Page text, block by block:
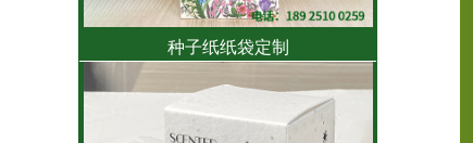
种子纸纸袋定制